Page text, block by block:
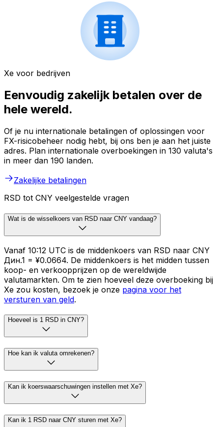
Xe voor bedrijven
Eenvoudig zakelijk betalen over de
hele wereld.
Of je nu internationale betalingen of oplossingen voor
FX-risicobeheer nodig hebt, bij ons ben je aan het juiste
adres. Plan internationale overboekingen in 130 valuta's
in meer dan 190 landen.
Zakelijke betalingen
RSD tot CNY veelgestelde vragen
Wat is de wisselkoers van RSD naar CNY vandaag?
Vanaf 10:12 UTC is de middenkoers van RSD naar CNY
Дин.1 = ¥0.0664. De middenkoers is het midden tussen
koop- en verkoopprijzen op de wereldwijde
valutamarkten. Om te zien hoeveel deze overboeking bij
Xe zou kosten, bezoek je onze pagina voor het
versturen van geld.
Hoeveel is 1 RSD in CNY?
Hoe kan ik valuta omrekenen?
Kan ik koerswaarschuwingen instellen met Xe?
Kan ik 1 RSD naar CNY sturen met Xe?